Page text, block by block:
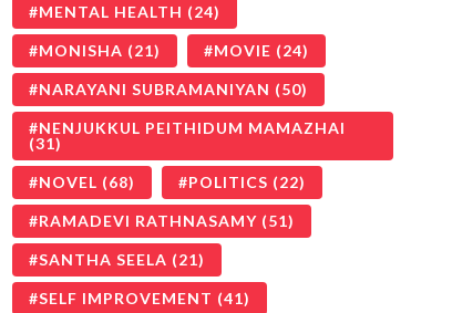
MENTAL HEALTH (24)
MONISHA (21) MOVIE (24)
NARAYANI SUBRAMANIYAN (50)
NENJUKKUL PEITHIDUM MAMAZHAI
(31)
NOVEL (68) POLITICS (22)
RAMADEVI RATHNASAMY (51)
SANTHA SEELA (21)
SELF IMPROVEMENT (41)